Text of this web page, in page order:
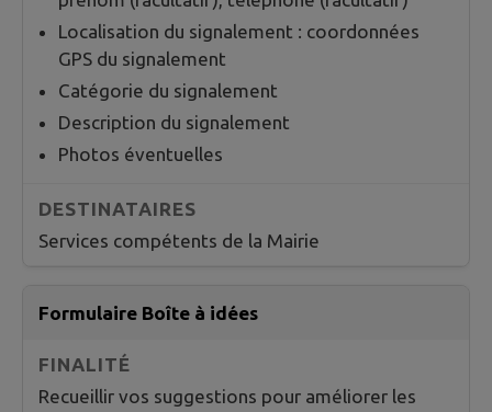
Localisation du signalement : coordonnées
GPS du signalement
Catégorie du signalement
Description du signalement
Photos éventuelles
Services compétents de la Mairie
Formulaire Boîte à idées
Recueillir vos suggestions pour améliorer les